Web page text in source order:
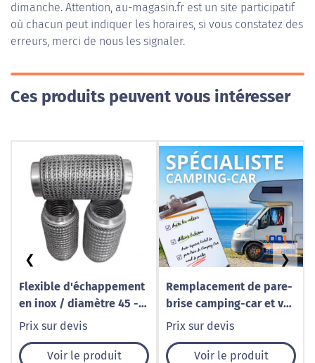
dimanche. Attention, au-magasin.fr est un site participatif
où chacun peut indiquer les horaires, si vous constatez des
erreurs, merci de nous les signaler.
Ces produits peuvent vous intéresser
Flexible d'échappement
en inox / diamètre 45 -
Longueur 160
Prix sur devis
Voir le produit
Remplacement de pare-
brise camping-car et van
aménagé à Caudry – 1001
Prix sur devis
Voir le produit
❮ ❯